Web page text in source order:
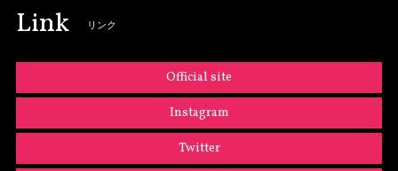
Link リンク
Official site
Instagram
Twitter